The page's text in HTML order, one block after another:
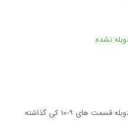
نشده
سلام و خسته نباشید به تیم خوبتون.دوبله قسمت های ۹-۱۰ کی گذاشته